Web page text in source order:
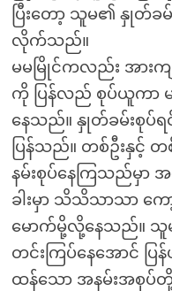
ပြီးတော့ သူမ၏ နှုတ်ခ
လိုက်သည်။
မမမြိုင်ကလည်း အား
ကို ပြန်လည် စုပ်ယူကာ မ
နေသည်။ နှုတ်ခမ်းစုပ်ရ
ပြန်သည်။ တစ်ဦးနှင့်
နမ်းစုပ်နေကြသည်မှာ
ခါးမှာ သိသိသာသာ က
မောက်မို့လို့နေသည်။
တင်းကြပ်နေအောင်
ထန်သော အနမ်းအစုပ်တို့